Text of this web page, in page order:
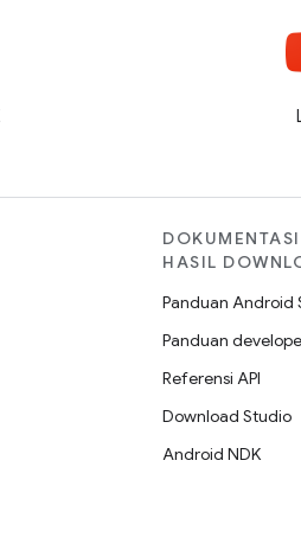
HASIL
Panduan Android
Panduan
Referensi API
Download Studio
Android NDK